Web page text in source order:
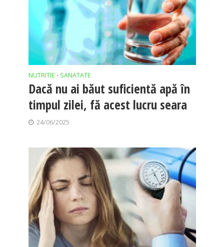
NUTRITIE • SANATATE
Dacă nu ai băut suficientă apă în
timpul zilei, fă acest lucru seara
24/06/2025